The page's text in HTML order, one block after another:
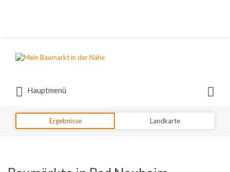
nach:
Hauptmenü
nach:
Ergebnisse Landkarte